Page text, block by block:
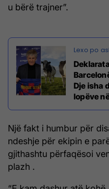
u bërë trajner”.
Dje isha
lopëve
Një fakt i humbur për
ndeshje për ekipin e
gjithashtu përfaqësoi
plazh .